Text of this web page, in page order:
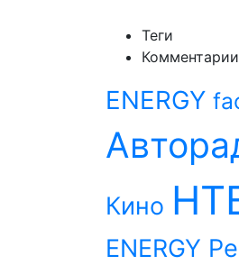
Теги
Комментарии
ENERGY
Кино
ENERGY